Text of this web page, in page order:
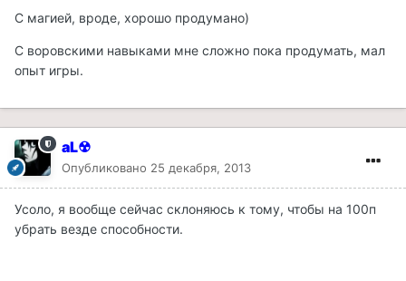
С магией, вроде, хорошо продумано)
С воровскими навыками мне сложно пока продумать, мал
опыт игры.
aL☢
Опубликовано 25 декабря, 2013
Усоло, я вообще сейчас склоняюсь к тому, чтобы на 100п
убрать везде способности.